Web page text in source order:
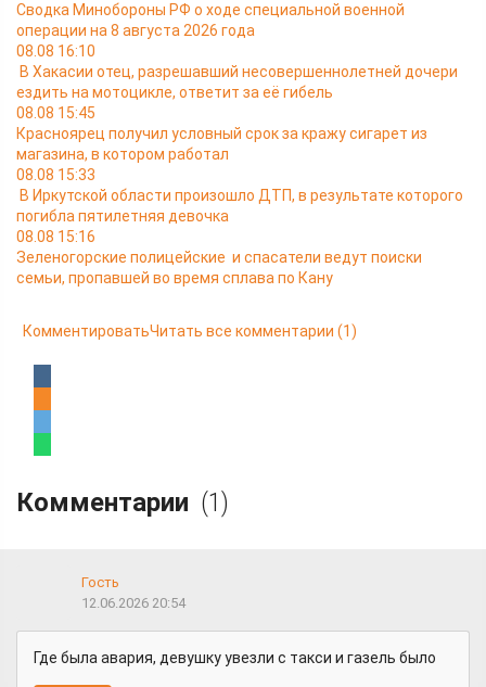
Сводка Минобороны РФ о ходе специальной военной
операции на 8 августа 2026 года
08.08 16:10
В Хакасии отец, разрешавший несовершеннолетней дочери
ездить на мотоцикле, ответит за её гибель
08.08 15:45
Красноярец получил условный срок за кражу сигарет из
магазина, в котором работал
08.08 15:33
В Иркутской области произошло ДТП, в результате которого
погибла пятилетняя девочка
08.08 15:16
Зеленогорские полицейские и спасатели ведут поиски
семьи, пропавшей во время сплава по Кану
КомментироватьЧитать все комментарии (1)
Комментарии (1)
Гость
12.06.2026 20:54
Где была авария, девушку увезли с такси и газель было